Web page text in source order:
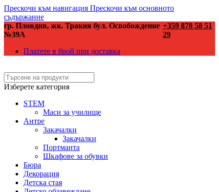
Прескочи към навигация Прескочи към основното
съдържание
гр. Пловдив, жк. Тракия бул. Освобождение
№39А
+359 878 58 51
29
Платете в брой при доставка
Изберете категория
STEM
Маси за училище
Антре
Закачалки
Закачалки
Портманта
Шкафове за обувки
Бюра
Декорация
Детска стая